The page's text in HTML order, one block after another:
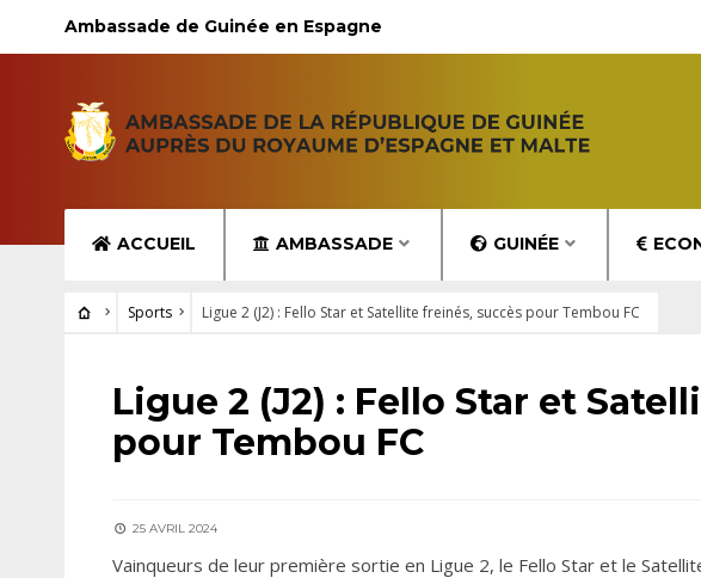
Ambassade de Guinée en Espagne
ACCUEIL AMBASSADE GUINÉE
Sports Ligue 2 (J2) : Fello Star et Satellite freinés, succès pour Tembou FC
SPORTS
Ligue 2 (J2) : Fello Star et
pour Tembou FC
25 AVRIL 2024
Vainqueurs de leur première sortie en Ligue 2, le Fello Star et le